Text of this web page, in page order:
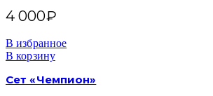
4 000₽
В избранное
В корзину
Сет «Чемпион»